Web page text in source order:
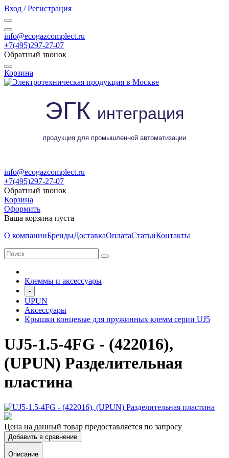
Вход / Регистрация
info@ecogazcomplect.ru
+7(495)297-27-07
Обратный звонок
Корзина
ЭГК интеграция
продукция для промышленной автоматизации
info@ecogazcomplect.ru
+7(495)297-27-07
Обратный звонок
Корзина
Оформить
Ваша корзина пуста
О компанииБрендыДоставкаОплатаСтатьиКонтакты
Клеммы и аксессуары
-
UPUN
Аксессуары
Крышки концевые для пружинных клемм серии UJ5
UJ5-1.5-4FG - (422016),
(UPUN) Разделительная
пластина
Цена на данный товар предоставляется по запросу
Добавить в сравнение
Описание